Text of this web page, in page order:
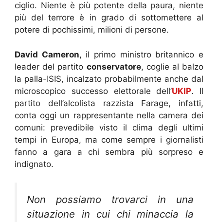
ciglio. Niente è più potente della paura, niente
più del terrore è in grado di sottomettere al
potere di pochissimi, milioni di persone.
David Cameron, il primo ministro britannico e
leader del partito conservatore, coglie al balzo
la palla-ISIS, incalzato probabilmente anche dal
microscopico successo elettorale dell’UKIP. Il
partito dell’alcolista razzista Farage, infatti,
conta oggi un rappresentante nella camera dei
comuni: prevedibile visto il clima degli ultimi
tempi in Europa, ma come sempre i giornalisti
fanno a gara a chi sembra più sorpreso e
indignato.
Non possiamo trovarci in una
situazione in cui chi minaccia la